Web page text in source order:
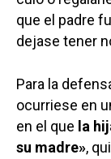
que el padre
dejase tener
Para la
ocurriese en
en el que la
su madre»,